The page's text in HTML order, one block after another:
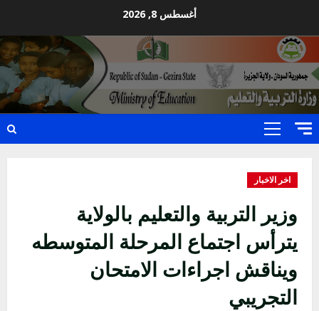
content
أغسطس 8, 2026
Primary
اخر الاخبار
وزير التربية والتعليم بالولاية
يترأس اجتماع المرحلة المتوسطه
ويناقش اجراءات الامتحان
التجريبي